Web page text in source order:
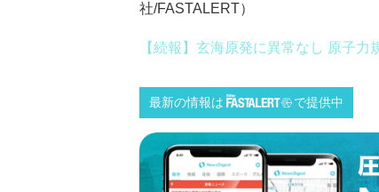
社/FASTALERT）
【続報】玄海原発に異常なし 原子力
最新の情報は で提供中